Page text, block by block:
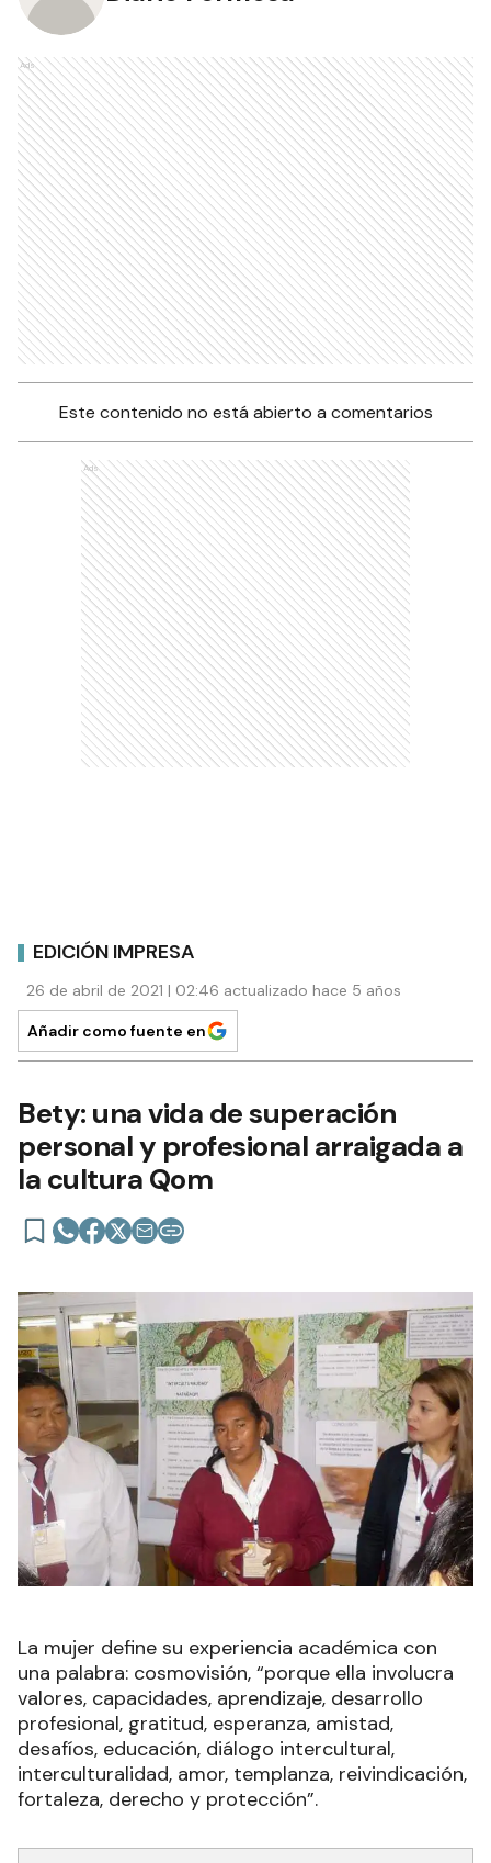
Ads
Este contenido no está abierto a comentarios
Ads
EDICIÓN IMPRESA
26 de abril de 2021 | 02:46 actualizado hace 5 años
Añadir como fuente en
Bety: una vida de superación
personal y profesional arraigada a
la cultura Qom
La mujer define su experiencia académica con
una palabra: cosmovisión, “porque ella involucra
valores, capacidades, aprendizaje, desarrollo
profesional, gratitud, esperanza, amistad,
desafíos, educación, diálogo intercultural,
interculturalidad, amor, templanza, reivindicación,
fortaleza, derecho y protección”.